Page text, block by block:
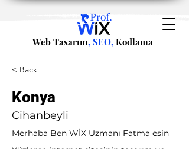
Web Tasarım, SEO, Kodlama
< Back
Konya
Cihanbeyli
Merhaba Ben WİX Uzmanı Fatma esin